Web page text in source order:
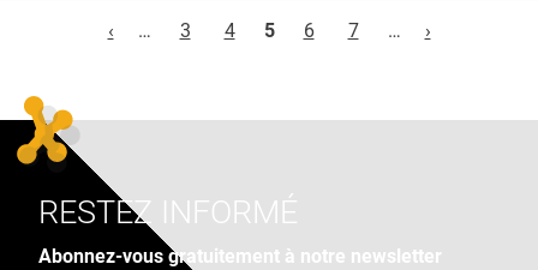
‹
… 3 4 5 6 7 … ›
RESTEZ INFORMÉ
Abonnez-vous gratuitement à notre newsletter